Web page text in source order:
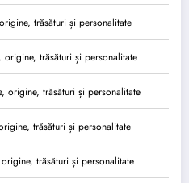
trăsături și personalitate
origine, trăsături și personalitate
origine, trăsături și personalitate
trăsături și personalitate
trăsături și personalitate